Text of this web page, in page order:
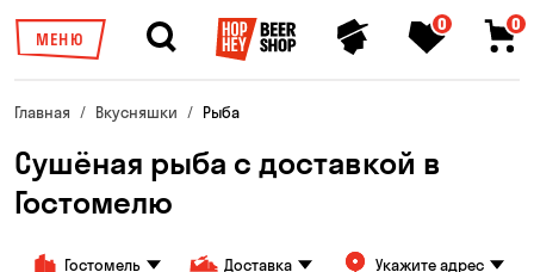
МЕНЮ
0 0
Главная Вкусняшки Рыба
Сушёная рыба с доставкой в ​​
Гостомелю
Гостомель Доставка Укажите адрес